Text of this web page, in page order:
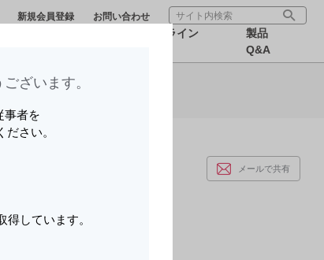
新規会員登録 お問い合わせ
オンライン
製品
Q&A
メールで共有
ざいます。​
事者を
さい。
しています。